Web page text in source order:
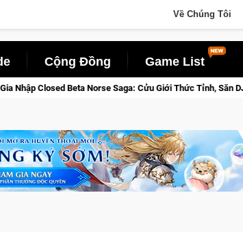
Về Chúng Tôi
Cộng Đồng Game List
Cửu Giới Thức Tỉnh, Săn DJI Osmo Pocket 3 Ngay Hôm Nay